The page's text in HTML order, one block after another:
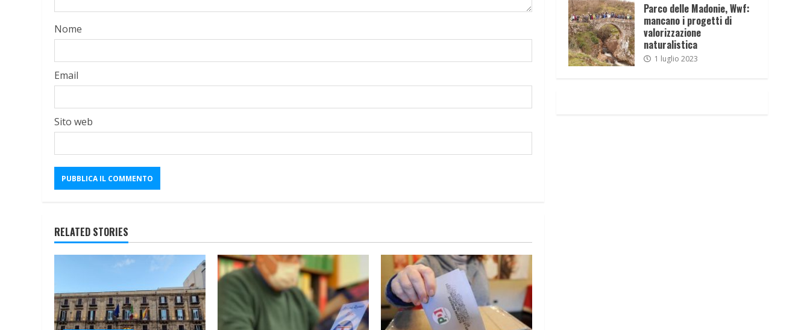
Nome
Email
Sito web
RELATED STORIES
Parco delle Madonie, Wwf:
mancano i progetti di
valorizzazione
naturalistica
1 luglio 2023